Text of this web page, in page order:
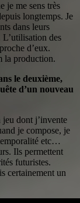
je me sens très
longtemps. Je
dans leurs
L’utilisation des
d’eux.
la production.
le deuxième,
d’un nouveau
jeu dont j’invente
je compose, je
etc…
Ils permettent
futuristes.
certainement un